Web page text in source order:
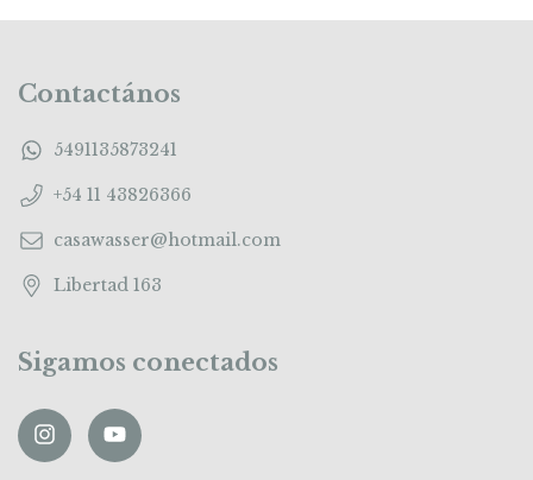
Contactános
5491135873241
+54 11 43826366
casawasser@hotmail.com
Libertad 163
Sigamos conectados